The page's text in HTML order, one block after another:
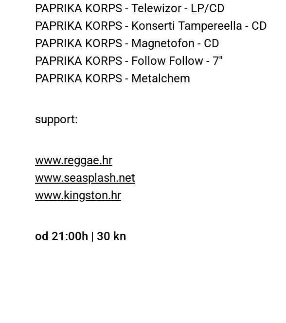
PAPRIKA KORPS - Telewizor - LP/CD
PAPRIKA KORPS - Konserti Tampereella - CD
PAPRIKA KORPS - Magnetofon - CD
PAPRIKA KORPS - Follow Follow - 7"
PAPRIKA KORPS - Metalchem
support:
www.reggae.hr
www.seasplash.net
www.kingston.hr
od 21:00h | 30 kn